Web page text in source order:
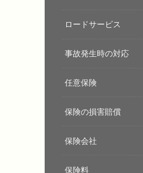
ロードサービス
事故発生時の対応
任意保険
保険の損害賠償
保険会社
保険料